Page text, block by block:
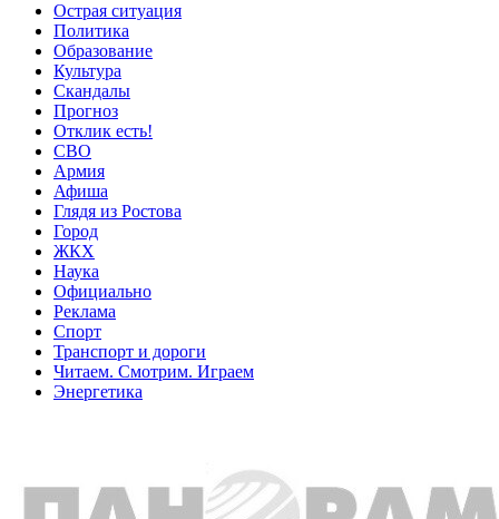
Острая ситуация
Политика
Образование
Культура
Скандалы
Прогноз
Отклик есть!
СВО
Армия
Афиша
Глядя из Ростова
Город
ЖКХ
Наука
Официально
Реклама
Спорт
Транспорт и дороги
Читаем. Смотрим. Играем
Энергетика